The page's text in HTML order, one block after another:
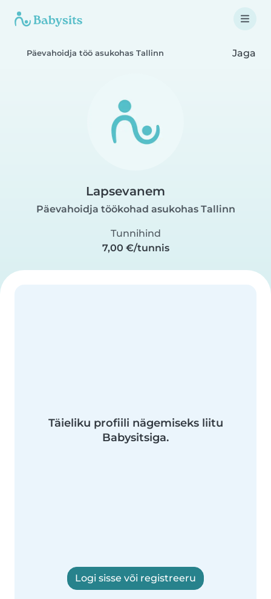
Päevahoidja töö asukohas Tallinn Jaga
Lapsevanem
Päevahoidja töökohad asukohas Tallinn
Tunnihind
7,00 €/tunnis
Täieliku profiili nägemiseks liitu
Babysitsiga.
Logi sisse või registreeru